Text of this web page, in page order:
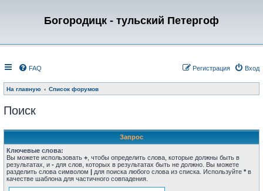
Богородицк - тульский Петергоф
FAQ Вход
Регистрация
На главную Список форумов
Поиск
Запрос
Ключевые слова:
Вы можете использовать + , чтобы определить слова, которые должны быть в
результатах, и - для слов, которых в результатах быть не должно. Вы можете
разделить слова символом | для поиска любого слова из списка. Используйте * в
качестве шаблона для частичного совпадения.